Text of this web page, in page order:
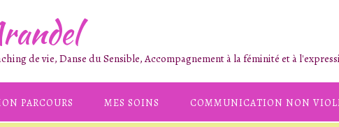
de vie, Danse du Sensible, Accompagnement à la féminité et à
PARCOURS MES SOINS COMMUNICATION NON